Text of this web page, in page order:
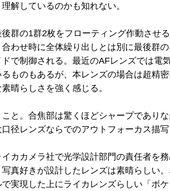
解しているのかも知れない。
群の1群2枚をフローティング作動させ
わせ時に全体繰り出しとは別に最後群
で制御される。最近のAFレンズでは電
ものもあるが、本レンズの場合は超精
晴らしさを強く感じる。
と。合焦部は驚くほどシャープであり
径レンズならでのアウトフォーカス描写
カカメラ社で光学設計部門の責任者を
真好きが設計したレンズは素晴らしい
実現した上にライカレンズらしい「ボケ